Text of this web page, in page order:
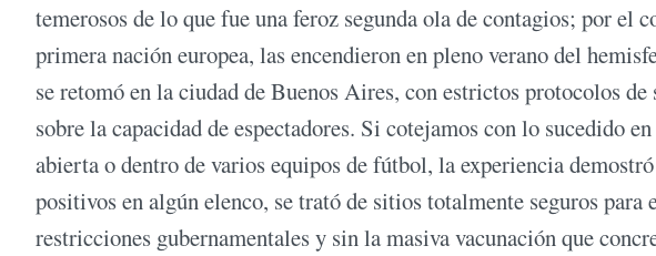
temerosos de lo que fue una feroz segunda ola de contagios; por el
primera nación europea, las encendieron en pleno verano del
se retomó en la ciudad de Buenos Aires, con estrictos protocolos
sobre la capacidad de espectadores. Si cotejamos con lo sucedido
abierta o dentro de varios equipos de fútbol, la experiencia
positivos en algún elenco, se trató de sitios totalmente seguros
restricciones gubernamentales y sin la masiva vacunación que